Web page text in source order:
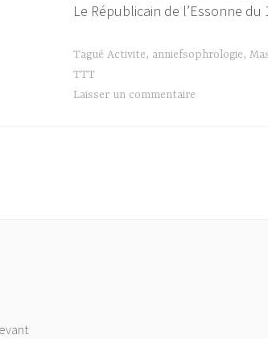
Le Républicain de l’Essonne du
Tagué Activite, anniefsophrologie,
TTT
Laisser un commentaire